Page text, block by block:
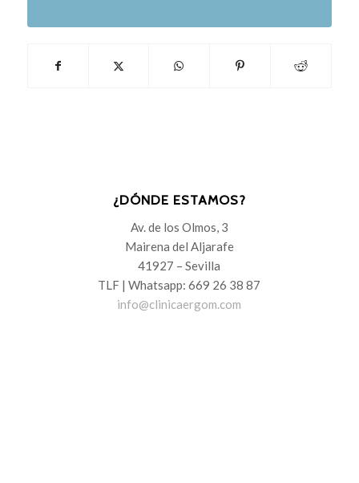
¿DÓNDE ESTAMOS?
Av. de los Olmos, 3
Mairena del Aljarafe
41927 – Sevilla
TLF | Whatsapp: 669 26 38 87
info@clinicaergom.com